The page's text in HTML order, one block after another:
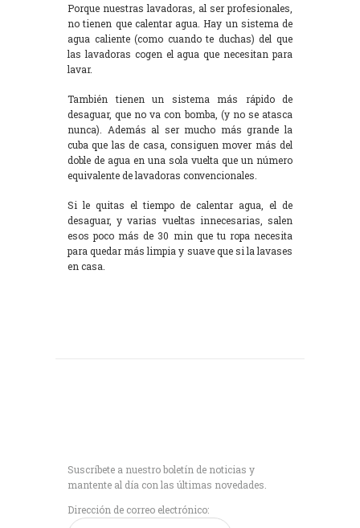
Porque nuestras lavadoras, al ser profesionales,
no tienen que calentar agua. Hay un sistema de
agua caliente (como cuando te duchas) del que
las lavadoras cogen el agua que necesitan para
lavar.
También tienen un sistema más rápido de
desaguar, que no va con bomba, (y no se atasca
nunca). Además al ser mucho más grande la
cuba que las de casa, consiguen mover más del
doble de agua en una sola vuelta que un número
equivalente de lavadoras convencionales.
Si le quitas el tiempo de calentar agua, el de
desaguar, y varias vueltas innecesarias, salen
esos poco más de 30 min que tu ropa necesita
para quedar más limpia y suave que si la lavases
en casa.
Suscríbete a nuestro boletín de noticias y
mantente al día con las últimas novedades.
Dirección de correo electrónico: